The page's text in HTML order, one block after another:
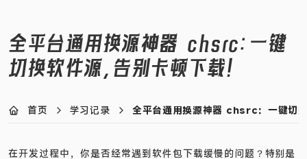
全平台通用换源神器 chsrc：一键
切换软件源，告别卡顿下载！
首页 学习记录 全平台通用换源神器 chsrc：一键切
在开发过程中，你是否经常遇到软件包下载缓慢的问题？特别是